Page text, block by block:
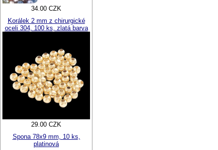
34.00 CZK
Korálek 2 mm z chirurgické
oceli 304, 100 ks, zlatá barva
29.00 CZK
Spona 78x9 mm, 10 ks,
platinová